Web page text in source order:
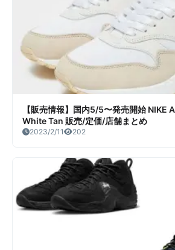
【販売情報】国内5/5〜発売開始 NIKE
White Tan 販売/定価/店舗まとめ
2023/2/11 202